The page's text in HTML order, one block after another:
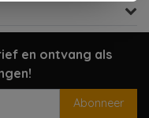
en ontvang als
Abonneer